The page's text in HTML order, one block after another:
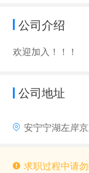
公司介绍
欢迎加入！！！
公司地址
安宁宁湖左岸
求职过程中请